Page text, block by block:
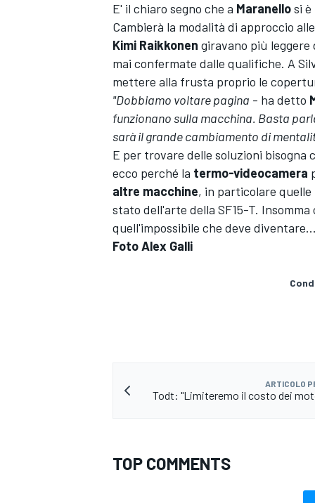
MONOPOSTO
E' il chiaro segno che a Maranellosi è
Cambierà la modalità di approccio alle
Kimi Raikkonen giravano più
mai confermate dalle qualifiche. A
mettere alla frusta proprio le
"Dobbiamo voltare pagina - ha detto
funzionano sulla macchina. Basta
sarà il grande cambiamento di
E per trovare delle soluzioni bisogna
ecco perché la termo-videocamera
altre macchine, in particolare
stato dell'arte della SF15-T.
quell'impossibile che deve
Foto Alex Galli
ARTICOLO
Todt: "Limiteremo il costo dei
TOP COMMENTS